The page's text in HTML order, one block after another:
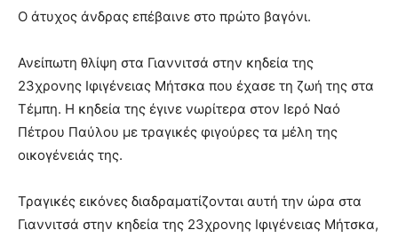
Ο άτυχος άνδρας επέβαινε στο πρώτο βαγόνι.
Ανείπωτη θλίψη στα Γιαννιτσά στην κηδεία της
23χρονης Ιφιγένειας Μήτσκα που έχασε τη ζωή της στα
Τέμπη. Η κηδεία της έγινε νωρίτερα στον Ιερό Ναό
Πέτρου Παύλου με τραγικές φιγούρες τα μέλη της
οικογένειάς της.
Τραγικές εικόνες διαδραματίζονται αυτή την ώρα στα
Γιαννιτσά στην κηδεία της 23χρονης Ιφιγένειας Μήτσκα,